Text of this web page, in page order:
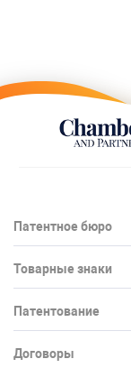
Патентное бюро
Товарные знаки
Патентование
Договоры